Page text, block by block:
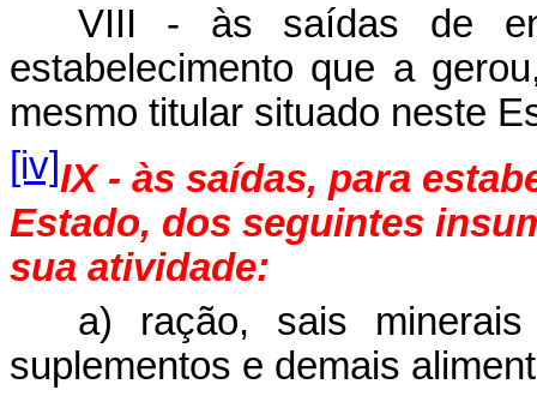
VIII - às saídas de
estabelecimento que a
mesmo titular situado neste
[iv]IX - às saídas, para
Estado, dos seguintes
sua atividade:
a) ração, sais
suplementos e demais